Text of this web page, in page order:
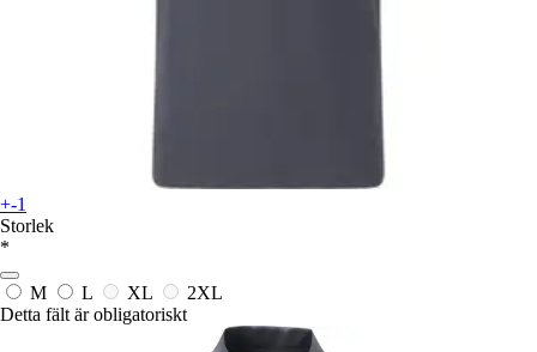
+-1
Storlek
*
M L XL
2XL
Detta fält är obligatoriskt